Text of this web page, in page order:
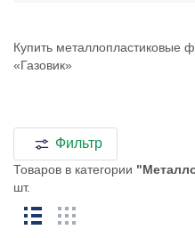
Купить металлопластиковые
«Газовик»
Фильтр
Товаров в категории
шт.